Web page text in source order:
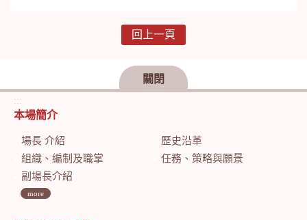
回上一頁
關閉
:::
本場簡介
場長 介紹
歷史沿革
組織、編制及職掌
任務、策略與願景
副場長介紹
more